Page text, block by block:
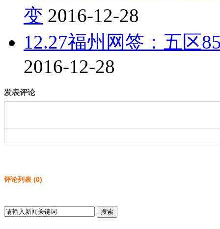
变 2016-12-28
12.27福州网签：五区
2016-12-28
发表评论
评论列表 (0)